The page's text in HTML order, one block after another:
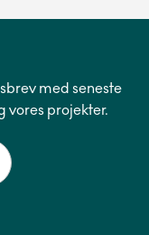
med seneste
vores projekter.